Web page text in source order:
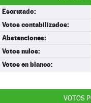
Escrutado:
Votos contabilizados:
Abstenciones:
Votos nulos:
Votos en blanco:
VOTOS